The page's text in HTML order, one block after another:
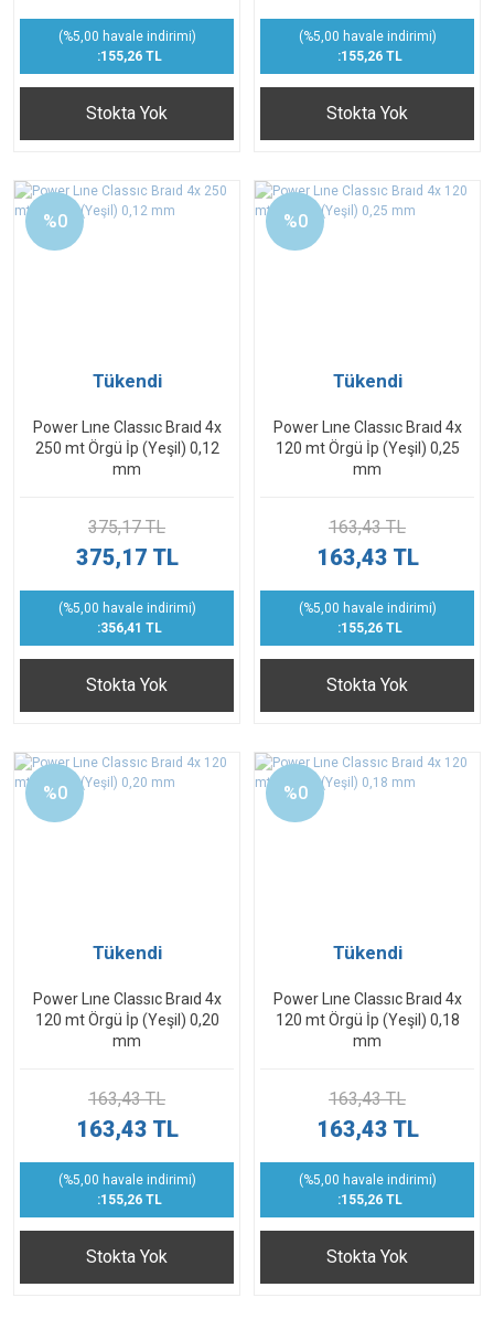
(%5,00 havale indirimi)
:155,26 TL
Stokta Yok
(%5,00 havale indirimi)
:155,26 TL
Stokta Yok
%0
Tükendi
Power Lıne Classıc Braıd 4x
250 mt Örgü İp (Yeşil) 0,12
mm
375,17 TL
375,17 TL
(%5,00 havale indirimi)
:356,41 TL
Stokta Yok
%0
Tükendi
Power Lıne Classıc Braıd 4x
120 mt Örgü İp (Yeşil) 0,25
mm
163,43 TL
163,43 TL
(%5,00 havale indirimi)
:155,26 TL
Stokta Yok
%0
Tükendi
Power Lıne Classıc Braıd 4x
120 mt Örgü İp (Yeşil) 0,20
mm
163,43 TL
163,43 TL
(%5,00 havale indirimi)
:155,26 TL
Stokta Yok
%0
Tükendi
Power Lıne Classıc Braıd 4x
120 mt Örgü İp (Yeşil) 0,18
mm
163,43 TL
163,43 TL
(%5,00 havale indirimi)
:155,26 TL
Stokta Yok